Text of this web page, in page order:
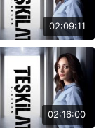
02:09:11
02:16:00